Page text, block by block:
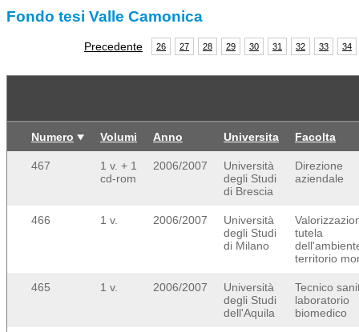
Fondo tesi Valle Camonica
Precedente 26 27 28 29 30 31 32 33 34
Numero Volumi Anno Universita Facolta
467
1 v. + 1
cd-rom
2006/2007
Università
degli Studi
di Brescia
Direzione
aziendale
466 1 v. 2006/2007
Università
degli Studi
di Milano
tutela
territorio
465 1 v. 2006/2007
Università
degli Studi
dell'Aquila
Tecnico
laboratorio
biomedico